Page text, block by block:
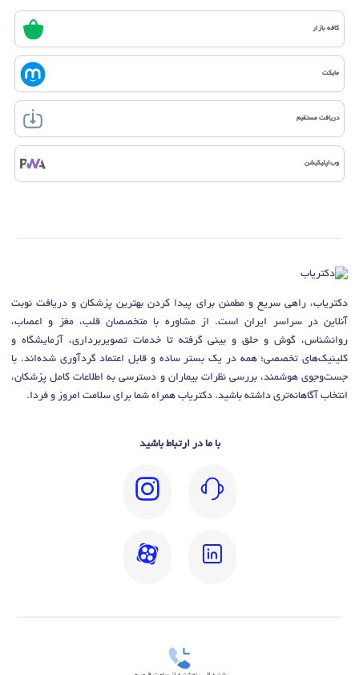
کافه بازار
مایکت
دریافت مستقیم
وب‌اپلیکیشن
دکتریاب، راهی سریع و مطمئن برای پیدا کردن بهترین پزشکان و دریافت نوبت
آنلاین در سراسر ایران است. از مشاوره با متخصصان قلب، مغز و اعصاب،
روانشناس، گوش و حلق و بینی گرفته تا خدمات تصویربرداری، آزمایشگاه و
کلینیک‌های تخصصی؛ همه در یک بستر ساده و قابل اعتماد گردآوری شده‌اند. با
جست‌وجوی هوشمند، بررسی نظرات بیماران و دسترسی به اطلاعات کامل پزشکان،
انتخاب آگاهانه‌تری داشته باشید. دکتریاب همراه شما برای سلامت امروز و فردا.
با ما در ارتباط باشید